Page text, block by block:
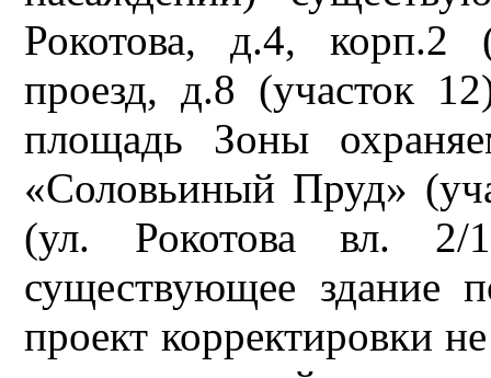
Рокотова, д.4,
проезд, д.8 (участок
площадь Зоны
«Соловьиный Пруд»
(ул. Рокотова вл.
существующее здание
проект корректировки